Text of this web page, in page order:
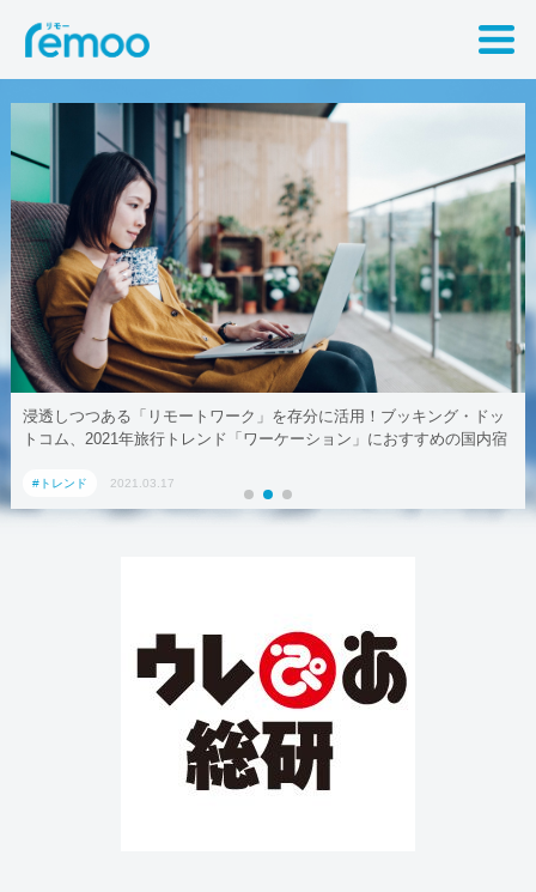
ング・ドッ
の国内宿
テレワークでも取引先に贈れる「リモート手土産」、
#トレンド